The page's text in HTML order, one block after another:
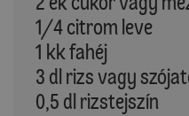
1/4 citrom leve
1 kk fahéj
3 dl rizs vagy
0,5 dl rizstejszín